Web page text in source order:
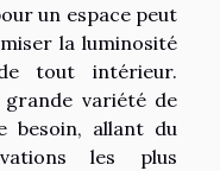
un espace peut
la luminosité
tout intérieur.
grande variété de
besoin, allant du
les plus